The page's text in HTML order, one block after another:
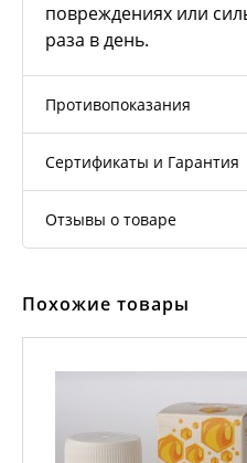
повреждениях или
раза в день.
Противопоказания
Сертификаты и Гарантия
Отзывы о товаре
Похожие товары